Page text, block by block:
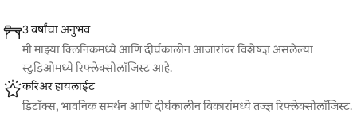
3 वर्षांचा अनुभव
मी माझ्या क्लिनिकमध्ये आणि दीर्घकालीन आजारांवर विशेषज्ञ असलेल्या
स्टुडिओमध्ये रिफ्लेक्सोलॉजिस्ट आहे.
करिअर हायलाईट
डिटॉक्स, भावनिक समर्थन आणि दीर्घकालीन विकारांमध्ये तज्ज्ञ रिफ्लेक्सोलॉजिस्ट.